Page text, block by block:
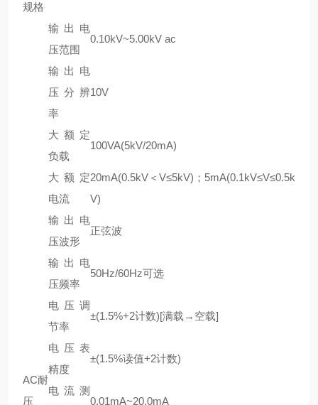
规格
AC耐
压
输出电
压范围
0.10kV~5.00kV ac
输出电
压分辨
率
10V
大额定
负载
100VA(5kV/20mA)
大额定
电流
20mA(0.5kV＜V≤5kV)；5mA(0.1kV≤V≤0.5k
V)
输出电
压波形
正弦波
输出电
压频率
50Hz/60Hz可选
电压调
节率
±(1.5%+2计数)[满载→空载]
电压表
精度
±(1.5%读值+2计数)
电流测
0.01mA~20.0mA